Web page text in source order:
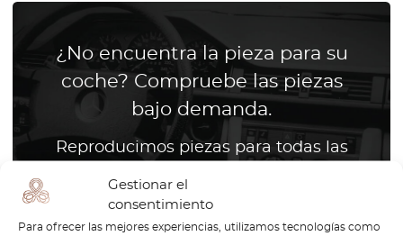
Gestionar el
consentimiento
Para ofrecer las mejores experiencias, utilizamos tecnologías como
¿No encuentra la pieza para su
coche? Compruebe las piezas
bajo demanda.
Reproducimos piezas para todas las
¿Cómo funciona?